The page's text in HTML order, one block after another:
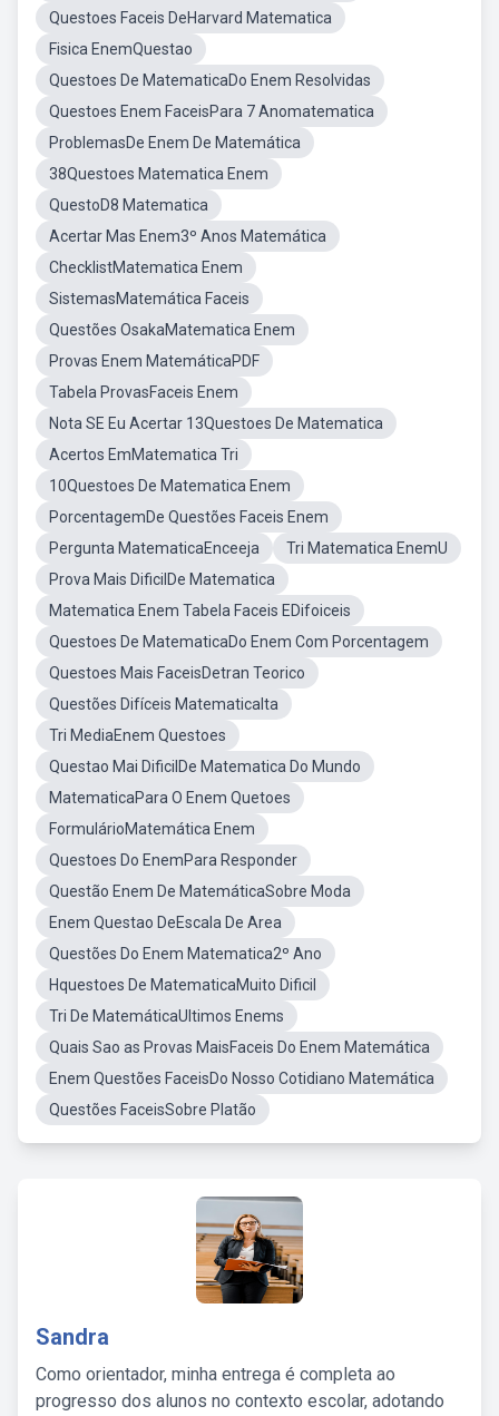
Questoes Faceis DeHarvard Matematica
Fisica EnemQuestao
Questoes De MatematicaDo Enem Resolvidas
Questoes Enem FaceisPara 7 Anomatematica
ProblemasDe Enem De Matemática
38Questoes Matematica Enem
QuestoD8 Matematica
Acertar Mas Enem3º Anos Matemática
ChecklistMatematica Enem
SistemasMatemática Faceis
Questões OsakaMatematica Enem
Provas Enem MatemáticaPDF
Tabela ProvasFaceis Enem
Nota SE Eu Acertar 13Questoes De Matematica
Acertos EmMatematica Tri
10Questoes De Matematica Enem
PorcentagemDe Questões Faceis Enem
Pergunta MatematicaEnceeja
Tri Matematica EnemU
Prova Mais DificilDe Matematica
Matematica Enem Tabela Faceis EDifoiceis
Questoes De MatematicaDo Enem Com Porcentagem
Questoes Mais FaceisDetran Teorico
Questões Difíceis MatematicaIta
Tri MediaEnem Questoes
Questao Mai DificilDe Matematica Do Mundo
MatematicaPara O Enem Quetoes
FormulárioMatemática Enem
Questoes Do EnemPara Responder
Questão Enem De MatemáticaSobre Moda
Enem Questao DeEscala De Area
Questões Do Enem Matematica2º Ano
Hquestoes De MatematicaMuito Dificil
Tri De MatemáticaUltimos Enems
Quais Sao as Provas MaisFaceis Do Enem Matemática
Enem Questões FaceisDo Nosso Cotidiano Matemática
Questões FaceisSobre Platão
Sandra
Como orientador, minha entrega é completa ao
progresso dos alunos no contexto escolar, adotando